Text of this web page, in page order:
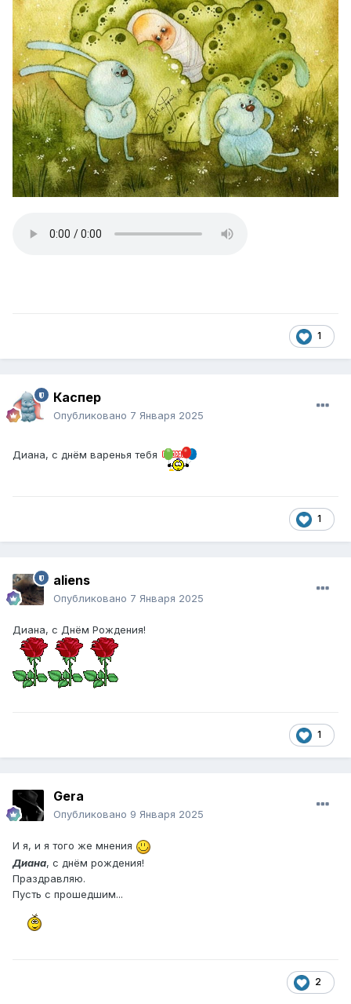
1
Каспер
Опубликовано 7 Января 2025
Диана, с днём варенья тебя
1
aliens
Опубликовано 7 Января 2025
Диана, с Днём Рождения!
1
Gera
Опубликовано 9 Января 2025
И я, и я того же мнения
Диана, с днём рождения!
Праздравляю.
Пусть с прошедшим...
2